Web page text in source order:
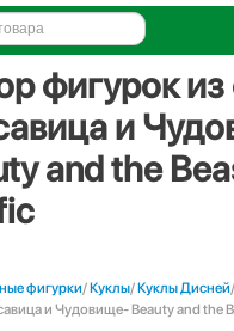
фигурок
и
and the
фигурки/Куклы/Куклы Дисней
и Чудовище- Beauty and the